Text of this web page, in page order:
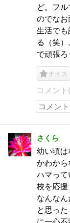
ど。フ
のでなお
生活でも
る（笑
で頑張
ナイス
コメント
さくら
幼い頃は
かわから
ハマって
校を応援
なんな
と思っ